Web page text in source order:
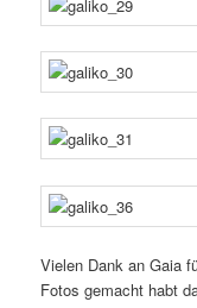
Vielen Dank an Gaia
Fotos gemacht habt